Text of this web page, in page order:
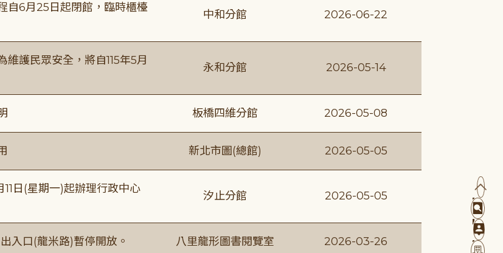
自6月25日起閉館，臨時櫃檯
中和分館 2026-06-22
護民眾安全，將自115年5月
永和分館 2026-05-14
板橋四維分館 2026-05-08
新北市圖(總館) 2026-05-05
11日(星期一)起辦理行政中心
汐止分館 2026-05-05
入口(龍米路)暫停開放。 八里龍形圖書閱覽室 2026-03-26